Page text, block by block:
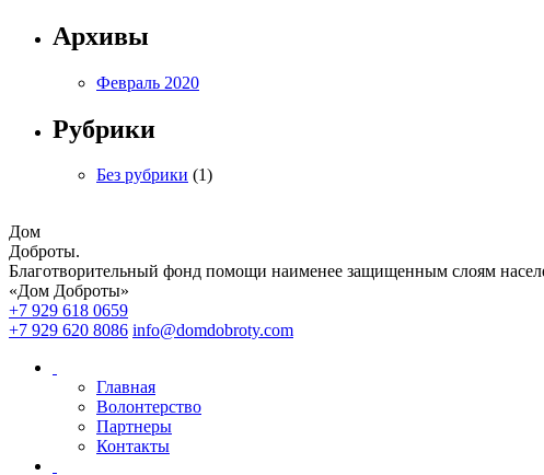
Архивы
Февраль 2020
Рубрики
Без рубрики (1)
Дом
Доброты.
Благотворительный фонд помощи наименее защищенным слоям
«Дом Доброты»
+7 929 618 0659
+7 929 620 8086 info@domdobroty.com
Главная
Волонтерство
Партнеры
Контакты